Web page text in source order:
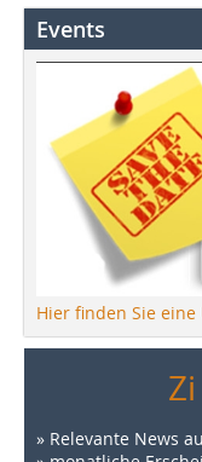
Events
Hier finden Sie
» Relevante News